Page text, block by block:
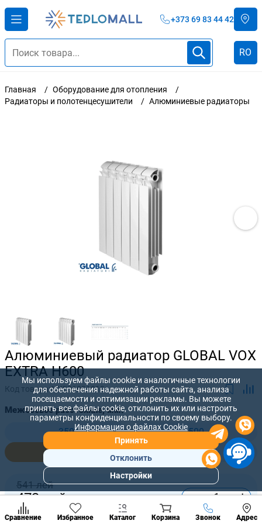
+373 69 83 44 42
RO
Главная
Оборудование для отопления
Радиаторы и полотенцесушители
Алюминиевые радиаторы
Алюминиевый радиатор GLOBAL VOX
EXTRA H600
Код товара:VXE06001010
Межосевое расстояние, мм:
350
500
600
800
541 лей
473лей - +
Сравнение Избранное Каталог Корзина Звонок Адрес
Позвонить
разделы
Мы используем файлы cookie и аналогичные технологии
для обеспечения надежной работы сайта, анализа
посещаемости и оптимизации рекламы. Вы можете
принять все файлы cookie, отклонить их или настроить
параметры конфиденциальности по своему выбору.
Информация о файлах Cookie
Принять
Отклонить
Настройки